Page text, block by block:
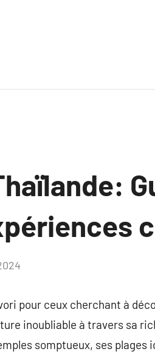
pour ceux cherchant à
inoubliable à travers sa
somptueux, ses